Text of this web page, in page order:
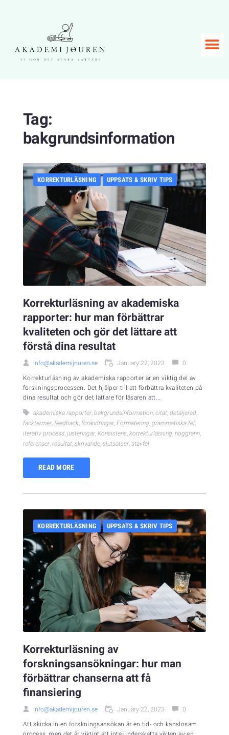
Tag:
bakgrundsinformation
KORREKTURLÄSNING UPPSATS & SKRIV TIPS
Korrekturläsning av akademiska
rapporter: hur man förbättrar
kvaliteten och gör det lättare att
förstå dina resultat
info@akademijouren.se January 22, 2023 0
Korrekturläsning av akademiska rapporter är en viktig del av
forskningsprocessen. Det hjälper till att förbättra kvaliteten på
dina resultat och gör det lättare för läsaren att...
akademiska rapporter bakgrundsinformation citat detaljerad
facktermer feedback förändringar Formatering grammatiska fel
iterativ process justeringar Konsistens korrekturläsning noggrann
referenser resultat skrivande slutsatser stavfel
READ MORE
KORREKTURLÄSNING UPPSATS & SKRIV TIPS
Korrekturläsning av
forskningsansökningar: hur man
förbättrar chanserna att få
finansiering
info@akademijouren.se January 22, 2023 0
Att skicka in en forskningsansökan är en tid- och känslosam